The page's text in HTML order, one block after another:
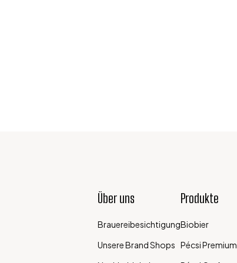
Über uns
Brauereibesichtigung
Unsere Brand Shops
Produkte
Biobier
Pécsi Premium